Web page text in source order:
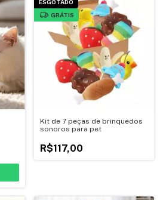
ESGOTADO
GRÁTIS
Kit de 7 peças de brinquedos
sonoros para pet
R$117,00